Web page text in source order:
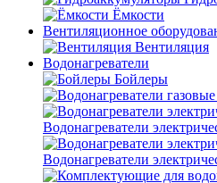
Ёмкости
Вентиляционное
Вентиляция
Водонагреватели
Бойлеры
Водонагреватели
Водонагреватели